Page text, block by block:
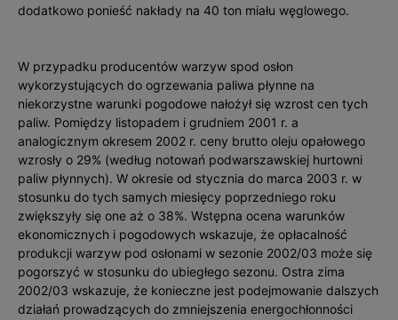
dodatkowo ponieść nakłady na 40 ton miału węglowego.
W przypadku producentów warzyw spod osłon
wykorzystujących do ogrzewania paliwa płynne na
niekorzystne warunki pogodowe nałożył się wzrost cen tych
paliw. Pomiędzy listopadem i grudniem 2001 r. a
analogicznym okresem 2002 r. ceny brutto oleju opałowego
wzrosły o 29% (według notowań podwarszawskiej hurtowni
paliw płynnych). W okresie od stycznia do marca 2003 r. w
stosunku do tych samych miesięcy poprzedniego roku
zwiększyły się one aż o 38%. Wstępna ocena warunków
ekonomicznych i pogodowych wskazuje, że opłacalność
produkcji warzyw pod osłonami w sezonie 2002/03 może się
pogorszyć w stosunku do ubiegłego sezonu. Ostra zima
2002/03 wskazuje, że konieczne jest podejmowanie dalszych
działań prowadzących do zmniejszenia energochłonności